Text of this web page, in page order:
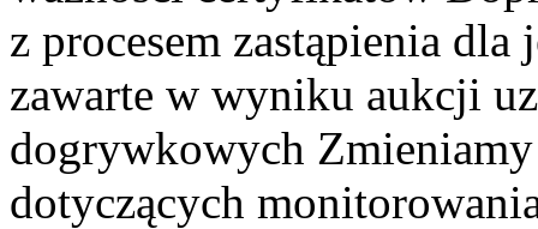
z procesem zastąpienia
zawarte w wyniku aukcji
dogrywkowych Zmieniamy
dotyczących